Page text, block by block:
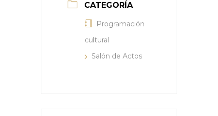
CATEGORÍA
Programación
cultural
Salón de Actos